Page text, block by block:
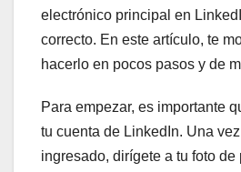
electrónico principal en
correcto. En este artículo, te
hacerlo en pocos pasos y de
Para empezar, es importante
tu cuenta de LinkedIn. Una
ingresado, dirígete a tu foto